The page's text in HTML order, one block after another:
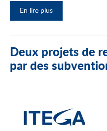
En lire plus
Deux projets de
par des